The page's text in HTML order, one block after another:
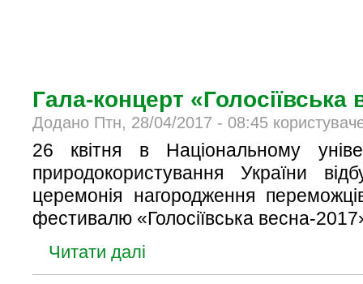
Гала-концерт «Голосіївська
Додано Птн, 28/04/2017 - 08:45
26 квітня в Національному
природокористування України
церемонія нагородження
фестивалю «Голосіївська весна-
Читати далі